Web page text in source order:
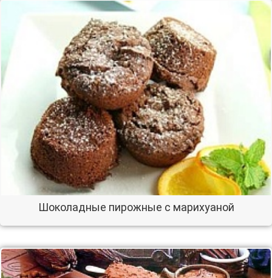
Шоколадные пирожные с марихуаной